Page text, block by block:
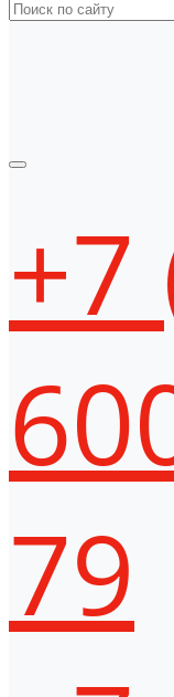
+7
79